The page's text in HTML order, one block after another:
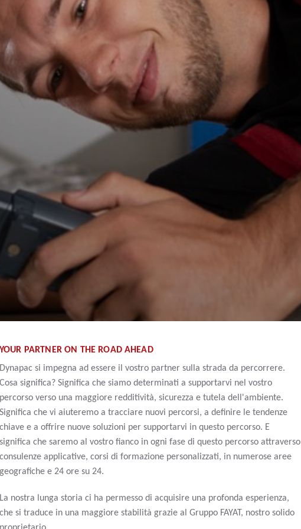
YOUR PARTNER ON THE ROAD AHEAD
Dynapac si impegna ad essere il vostro partner sulla strada da percorrere.
Cosa significa? Significa che siamo determinati a supportarvi nel vostro
percorso verso una maggiore redditività, sicurezza e tutela dell'ambiente.
Significa che vi aiuteremo a tracciare nuovi percorsi, a definire le tendenze
chiave e a offrire nuove soluzioni per supportarvi in questo percorso. E
significa che saremo al vostro fianco in ogni fase di questo percorso attraverso
consulenze applicative, corsi di formazione personalizzati, in numerose aree
geografiche e 24 ore su 24.
La nostra lunga storia ci ha permesso di acquisire una profonda esperienza,
che si traduce in una maggiore stabilità grazie al Gruppo FAYAT, nostro solido